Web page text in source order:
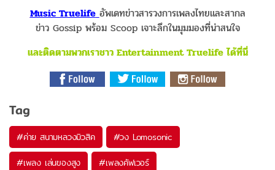
Music Truelife อัพเดทข่าวสารวงการเพลงไทยและสากล
ข่าว Gossip พร้อม Scoop เจาะลึกในมุมมองที่น่าสนใจ
และติดตามพวกเราชาว Entertainment Truelife ได้ที่นี่
Tag
#ค่าย สนามหลวงมิวสิค #วง Lomosonic
#เพลง เล่นของสูง #เพลงคัฟเวอร์